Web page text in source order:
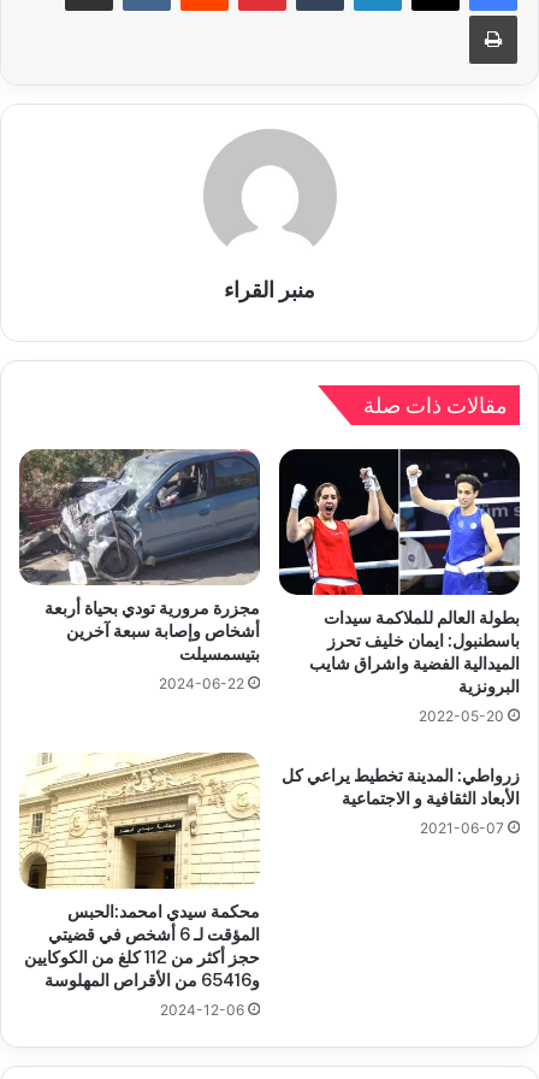
طباعة
منبر القراء
مقالات ذات صلة
بطولة العالم للملاكمة سيدات
باسطنبول: ايمان خليف تحرز
الميدالية الفضية واشراق شايب
البرونزية
2022-05-20
مجزرة مرورية تودي بحياة أربعة
أشخاص وإصابة سبعة آخرين
بتيسمسيلت
2024-06-22
زرواطي: المدينة تخطيط يراعي كل
الأبعاد الثقافية و الاجتماعية
2021-06-07
محكمة سيدي امحمد:الحبس
المؤقت لـ 6 أشخص في قضيتي
حجز أكثر من 112 كلغ من الكوكايين
و65416 من الأقراص المهلوسة
2024-12-06